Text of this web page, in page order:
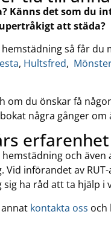
Känns det som du
att städa?
ng så får du
, Hultsfred,
om du önskar få
några gånger om
erfarenhet
och även
införandet av
ha råd att ta hjälp i
kontakta oss och